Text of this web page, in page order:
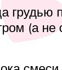
грудью
(а